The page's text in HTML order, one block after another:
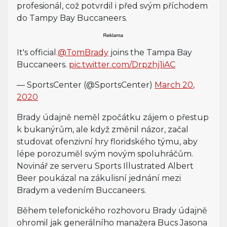
profesionál, což potvrdil i před svým příchodem
do Tampy Bay Buccaneers.
It's official.@TomBrady joins the Tampa Bay
Buccaneers. pic.twitter.com/Drpzhj1iAC
— SportsCenter (@SportsCenter) March 20,
2020
Brady údajně neměl zpočátku zájem o přestup
k bukanýrům, ale když změnil názor, začal
studovat ofenzivní hry floridského týmu, aby
lépe porozuměl svým novým spoluhráčům.
Novinář ze serveru Sports Illustrated Albert
Beer poukázal na zákulisní jednání mezi
Bradym a vedením Buccaneers.
Během telefonického rozhovoru Brady údajně
ohromil jak generálního manažera Bucs Jasona